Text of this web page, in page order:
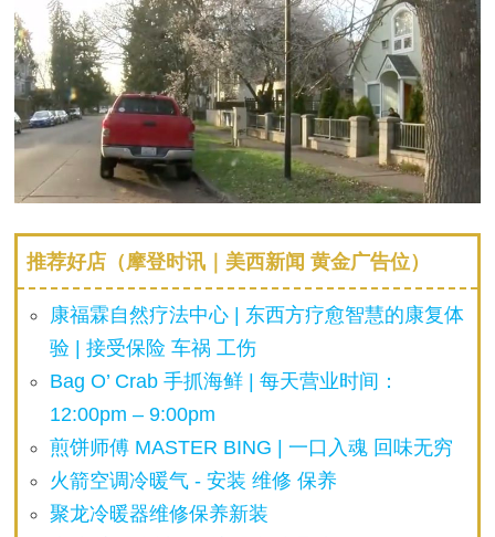
推荐好店（摩登时讯｜美西新闻 黄金广告位）
康福霖自然疗法中心 | 东西方疗愈智慧的康复体
验 | 接受保险 车祸 工伤
Bag O’ Crab 手抓海鲜 | 每天营业时间：
12:00pm – 9:00pm
煎饼师傅 MASTER BING | 一口入魂 回味无穷
火箭空调冷暖气 - 安装 维修 保养
聚龙冷暖器维修保养新装